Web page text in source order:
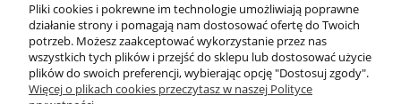
Informacje
Pliki cookies i pokrewne im technologie umożliwiają poprawne
działanie strony i pomagają nam dostosować ofertę do Twoich
potrzeb. Możesz zaakceptować wykorzystanie przez nas
wszystkich tych plików i przejść do sklepu lub dostosować użycie
plików do swoich preferencji, wybierając opcję "Dostosuj zgody".
Więcej o plikach cookies przeczytasz w naszej Polityce